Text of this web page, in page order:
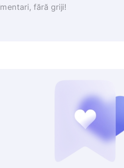
fără griji!